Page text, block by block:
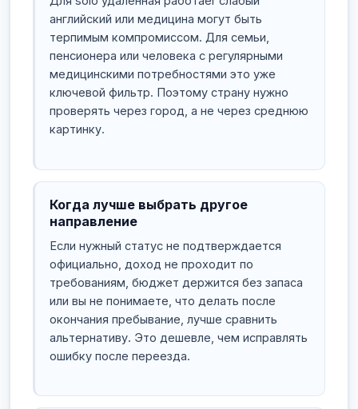
английский или медицина могут быть
терпимым компромиссом. Для семьи,
пенсионера или человека с регулярными
медицинскими потребностями это уже
ключевой фильтр. Поэтому страну нужно
проверять через город, а не через среднюю
картинку.
Когда лучше выбрать другое
направление
Если нужный статус не подтверждается
официально, доход не проходит по
требованиям, бюджет держится без запаса
или вы не понимаете, что делать после
окончания пребывание, лучше сравнить
альтернативу. Это дешевле, чем исправлять
ошибку после переезда.